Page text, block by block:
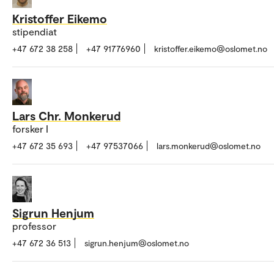
Kristoffer Eikemo
stipendiat
+47 672 38 258 +47 91776960 kristoffer.eikemo@oslomet.no
Lars Chr. Monkerud
forsker I
+47 672 35 693 +47 97537066 lars.monkerud@oslomet.no
Sigrun Henjum
professor
+47 672 36 513 sigrun.henjum@oslomet.no